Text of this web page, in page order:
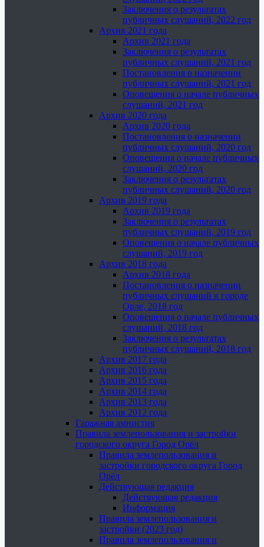
Заключения о результатах
публичных слушаний, 2022 год
Архив 2021 года
Архив 2021 года
Заключения о результатах
публичных слушаний, 2021 год
Постановления о назначении
публичных слушаний, 2021 год
Оповещения о начале публичных
слушаний, 2021 год
Архив 2020 года
Архив 2020 года
Постановления о назначении
публичных слушаний, 2020 год
Оповещения о начале публичных
слушаний, 2020 год
Заключения о результатах
публичных слушаний, 2020 год
Архив 2019 года
Архив 2019 года
Заключения о результатах
публичных слушаний, 2019 год
Оповещения о начале публичных
слушаний, 2019 год
Архив 2018 года
Архив 2018 года
Постановления о назначении
публичных слушаний в городе
Орле, 2018 год
Оповещения о начале публичных
слушаний, 2018 год
Заключения о результатах
публичных слушаний, 2018 год
Архив 2017 года
Архив 2016 года
Архив 2015 года
Архив 2014 года
Архив 2013 года
Архив 2012 года
Гаражная амнистия
Правила землепользования и застройки
городского округа Город Орёл
Правила землепользования и
застройки городского округа Город
Орёл
Действующая редакция
Действующая редакция
Информация
Правила землепользования и
застройки (2023 год)
Правила землепользования и